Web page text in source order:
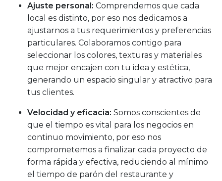
Ajuste personal: Comprendemos que cada
local es distinto, por eso nos dedicamos a
ajustarnos a tus requerimientos y preferencias
particulares. Colaboramos contigo para
seleccionar los colores, texturas y materiales
que mejor encajen con tu idea y estética,
generando un espacio singular y atractivo para
tus clientes.
Velocidad y eficacia: Somos conscientes de
que el tiempo es vital para los negocios en
continuo movimiento, por eso nos
comprometemos a finalizar cada proyecto de
forma rápida y efectiva, reduciendo al mínimo
el tiempo de parón del restaurante y